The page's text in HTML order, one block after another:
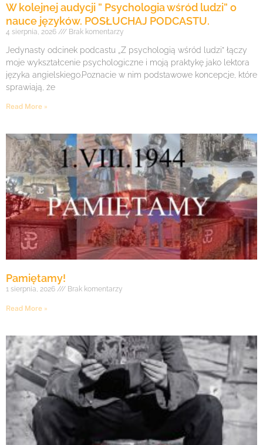
W kolejnej audycji ” Psychologia wśród ludzi” o
nauce języków. POSŁUCHAJ PODCASTU.
4 sierpnia, 2026 Brak komentarzy
Jedynasty odcinek podcastu „Z psychologią wśród ludzi” łączy
moje wykształcenie psychologiczne i moją praktykę jako lektora
języka angielskiego.Poznacie w nim podstawowe koncepcje, które
sprawiają, że
Read More »
Pamiętamy!
1 sierpnia, 2026 Brak komentarzy
Read More »